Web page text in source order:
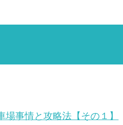
事情と攻略法【その１】